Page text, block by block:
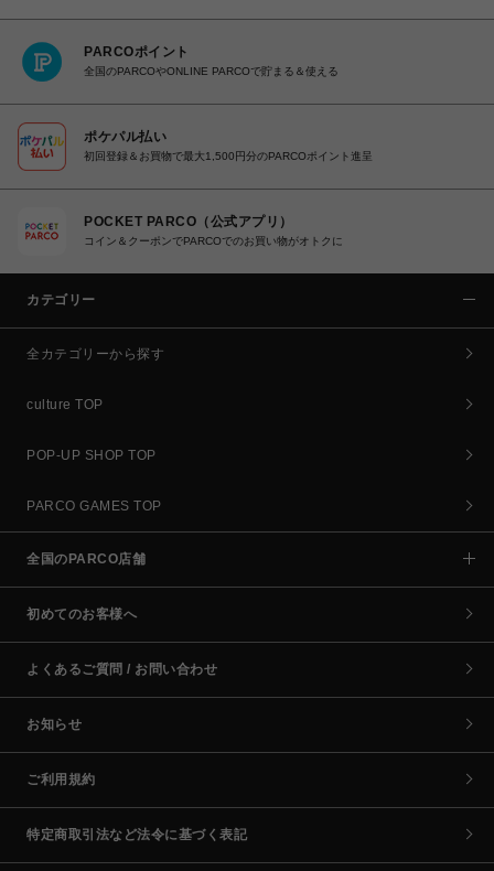
PARCOポイント
全国のPARCOやONLINE PARCOで貯まる＆使える
ポケパル払い
初回登録＆お買物で最大1,500円分のPARCOポイント進呈
POCKET PARCO（公式アプリ）
コイン＆クーポンでPARCOでのお買い物がオトクに
カテゴリー
全カテゴリーから探す
culture TOP
POP-UP SHOP TOP
PARCO GAMES TOP
全国のPARCO店舗
初めてのお客様へ
よくあるご質問 / お問い合わせ
お知らせ
ご利用規約
特定商取引法など法令に基づく表記